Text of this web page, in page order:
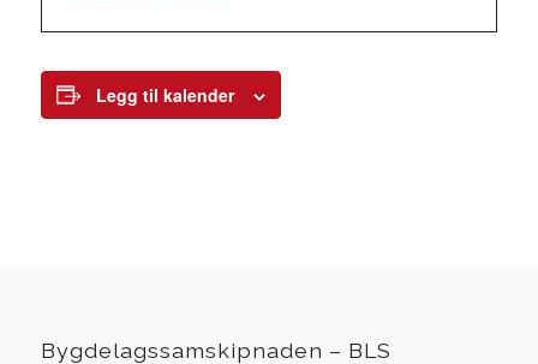
Legg til kalender
Bygdelagssamskipnaden – BLS